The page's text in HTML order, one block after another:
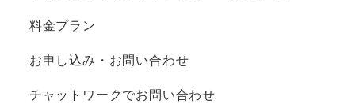
料金プラン
お申し込み・お問い合わせ
チャットワークでお問い合わせ